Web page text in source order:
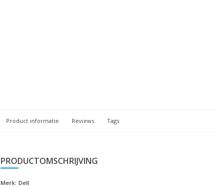
Product informatie Reviews Tags
PRODUCTOMSCHRIJVING
Merk: Dell